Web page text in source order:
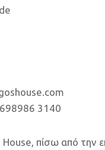
3140
House, πίσω από την